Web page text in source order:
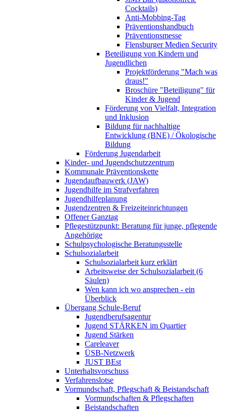
Cocktails)
Anti-Mobbing-Tag
Präventionshandbuch
Präventionsmesse
Flensburger Medien Security
Beteiligung von Kindern und
Jugendlichen
Projektförderung "Mach was
draus!"
Broschüre "Beteiligung" für
Kinder & Jugend
Förderung von Vielfalt, Integration
und Inklusion
Bildung für nachhaltige
Entwicklung (BNE) / Ökologische
Bildung
Förderung Jugendarbeit
Kinder- und Jugendschutzzentrum
Kommunale Präventionskette
Jugendaufbauwerk (JAW)
Jugendhilfe im Strafverfahren
Jugendhilfeplanung
Jugendzentren & Freizeiteinrichtungen
Offener Ganztag
Pflegestützpunkt: Beratung für junge, pflegende
Angehörige
Schulpsychologische Beratungsstelle
Schulsozialarbeit
Schulsozialarbeit kurz erklärt
Arbeitsweise der Schulsozialarbeit (6
Säulen)
Wen kann ich wo ansprechen - ein
Überblick
Übergang Schule-Beruf
Jugendberufsagentur
Jugend STÄRKEN im Quartier
Jugend Stärken
Careleaver
ÜSB-Netzwerk
JUST BEst
Unterhaltsvorschuss
Verfahrenslotse
Vormundschaft, Pflegschaft & Beistandschaft
Vormundschaften & Pflegschaften
Beistandschaften